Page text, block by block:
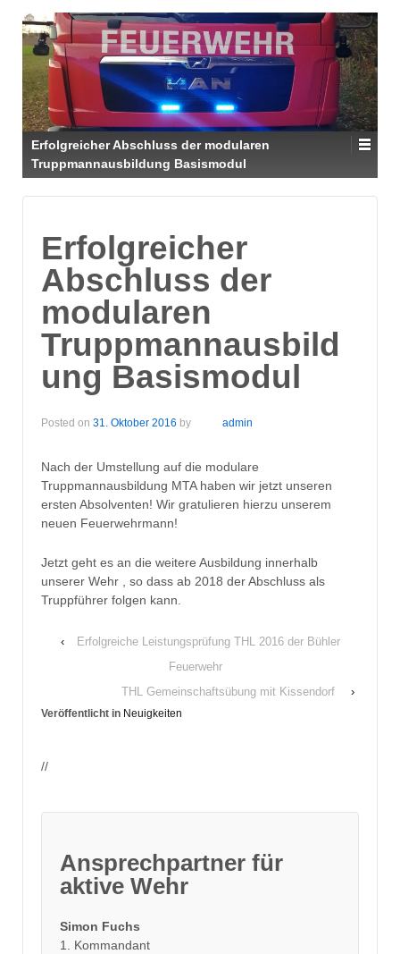
Erfolgreicher Abschluss der modularen
Truppmannausbildung Basismodul
Erfolgreicher
Abschluss der
modularen
Truppmannausbild
ung Basismodul
Posted on 31. Oktober 2016 by admin
Nach der Umstellung auf die modulare
Truppmannausbildung MTA haben wir jetzt unseren
ersten Absolventen! Wir gratulieren hierzu unserem
neuen Feuerwehrmann!
Jetzt geht es an die weitere Ausbildung innerhalb
unserer Wehr , so dass ab 2018 der Abschluss als
Truppführer folgen kann.
‹
Erfolgreiche Leistungsprüfung THL 2016 der Bühler
Feuerwehr
THL Gemeinschaftsübung mit Kissendorf
›
Veröffentlicht in Neuigkeiten
//
Ansprechpartner für
aktive Wehr
Simon Fuchs
1. Kommandant